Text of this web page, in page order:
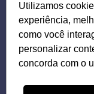
Utilizamos
experiência,
como você
personalizar
concorda com o